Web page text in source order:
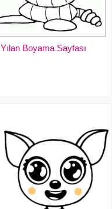
Yılan Boyama Sayfası